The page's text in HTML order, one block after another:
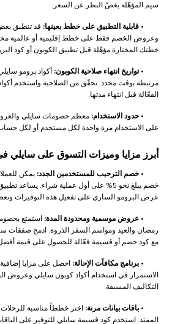
سيم المؤهّلة بغضّ النظر عن السعر.
• قابلية التطبيق على خطط بعينها: قد تنطبق
وعروض الخصم فقط على خطط إقليمية أو عالمية
خطتك المختارة مؤهّلة قبل تطبيق الكوبون أو كود
•تواريخ انتهاء صلاحية الكوبون: أكواد برومو
مرتبطة بوقت محدد. تحقّق من الصلاحية واستخدم
الفعّالة قبل انتهاء مدتها.
• حدود الاستخدام: معظم خصومات سايلي
على الاستخدام مرة واحدة لكل مستخدم أو لكل
أبرز مزايا وميزات التسوق على سايلي
• خصم الترحيب للمستخدمين الجدد: يمكن
خصم يبلغ نحو 5% على أول عملية شراء. يساعد
عرض البرومو الساري على تفعيل هذه التوفيرات
• عروض موسمية ومحدودة المدة:
استمتع
رمضان والعيد ومواسم السفر الذروة. ادمج صفقات
مع كود خصم أو قسيمة فعّالة للحصول على قيمة
• برنامج مكافآت الإحالة: احصل على مزايا
الاستمرار في استخدام أكواد كوبون سايلي وعروض
التكاليف المسبقة.
• باقات بيانات مرنة: اختر خططاً مناسبة للرحلات
الممتد. استخدم كود قسيمة سايلي للتوفير على